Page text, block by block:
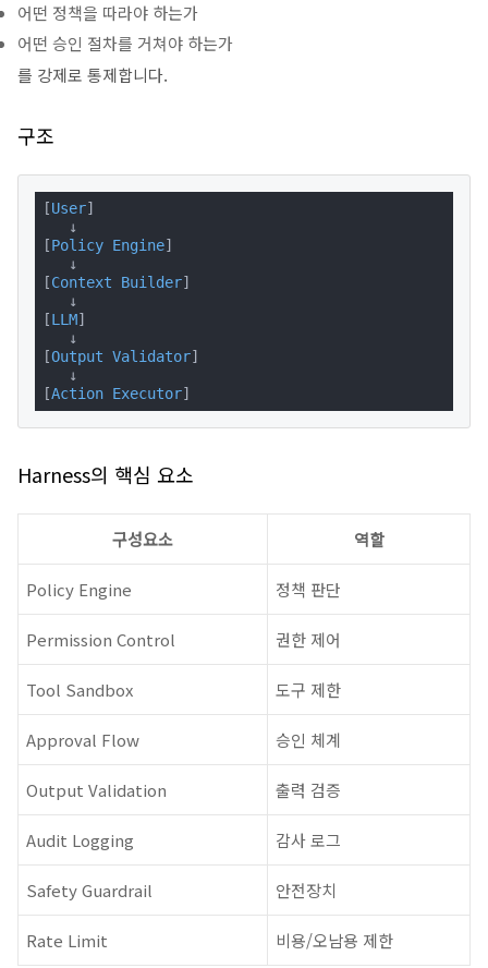
어떤 정책을 따라야 하는가
어떤 승인 절차를 거쳐야 하는가
를 강제로 통제합니다.
구조
[User]
   ↓
[Policy Engine]
   ↓
[Context Builder]
   ↓
[LLM]
   ↓
[Output Validator]
   ↓
[Action Executor]
Harness의 핵심 요소
구성요소 역할
Policy Engine 정책 판단
Permission Control 권한 제어
Tool Sandbox 도구 제한
Approval Flow 승인 체계
Output Validation 출력 검증
Audit Logging 감사 로그
Safety Guardrail 안전장치
Rate Limit 비용/오남용 제한